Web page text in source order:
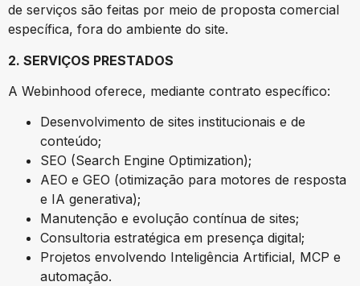
de serviços são feitas por meio de proposta comercial
específica, fora do ambiente do site.
2. SERVIÇOS PRESTADOS
A Webinhood oferece, mediante contrato específico:
Desenvolvimento de sites institucionais e de
conteúdo;
SEO (Search Engine Optimization);
AEO e GEO (otimização para motores de resposta
e IA generativa);
Manutenção e evolução contínua de sites;
Consultoria estratégica em presença digital;
Projetos envolvendo Inteligência Artificial, MCP e
automação.